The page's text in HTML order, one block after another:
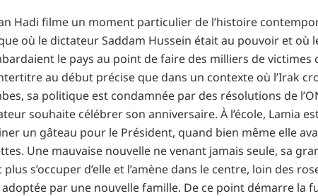
Hadi filme un moment particulier de l’histoire
où le dictateur Saddam Hussein était au pouvoir et où
le pays au point de faire des milliers de victimes
au début précise que dans un contexte où l’Irak
sa politique est condamnée par des résolutions de
souhaite célébrer son anniversaire. À l’école, Lamia
un gâteau pour le Président, quand bien même elle
Une mauvaise nouvelle ne venant jamais seule, sa
plus s’occuper d’elle et l’amène dans le centre, loin des
par une nouvelle famille. De ce point démarre la